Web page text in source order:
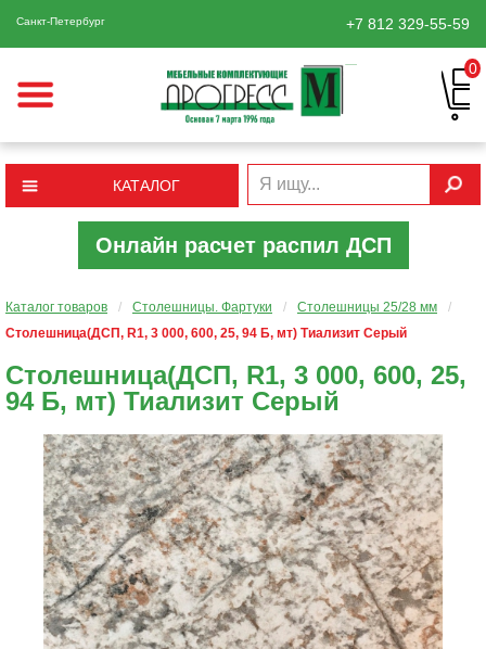
Санкт-Петербург +7 812 329-55-59
0
КАТАЛОГ
Онлайн расчет распил ДСП
Каталог товаров / Столешницы. Фартуки / Столешницы 25/28 мм
/
Столешница(ДСП, R1, 3 000, 600, 25, 94 Б, мт) Тиализит Серый
Столешница(ДСП, R1, 3 000, 600, 25,
94 Б, мт) Тиализит Серый